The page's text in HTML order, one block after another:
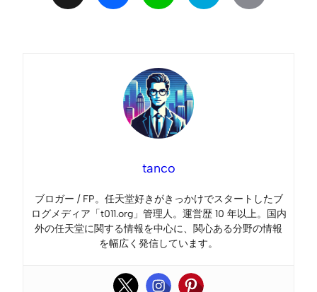
tanco
ブロガー / FP。任天堂好きがきっかけでスタートしたブ
ログメディア「t011.org」管理人。運営歴 10 年以上。国内
外の任天堂に関する情報を中心に、関心ある分野の情報
を幅広く発信しています。